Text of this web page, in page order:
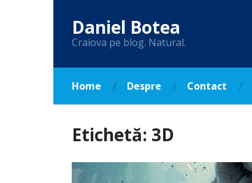
Daniel Botea
Craiova pe blog. Natural.
Home Despre Contact
Etichetă: 3D